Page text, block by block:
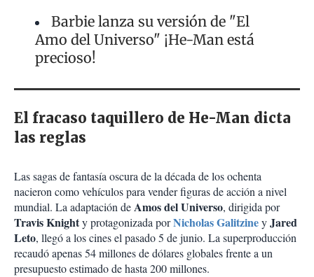
Barbie lanza su versión de "El
Amo del Universo" ¡He-Man está
precioso!
El fracaso taquillero de He-Man dicta
las reglas
Las sagas de fantasía oscura de la década de los ochenta
nacieron como vehículos para vender figuras de acción a nivel
mundial. La adaptación deAmos del Universo, dirigida por
Travis Knighty protagonizada porNicholas GalitzineyJared
Leto, llegó a los cines el pasado 5 de junio. La superproducción
recaudó apenas 54 millones de dólares globales frente a un
presupuesto estimado de hasta 200 millones.